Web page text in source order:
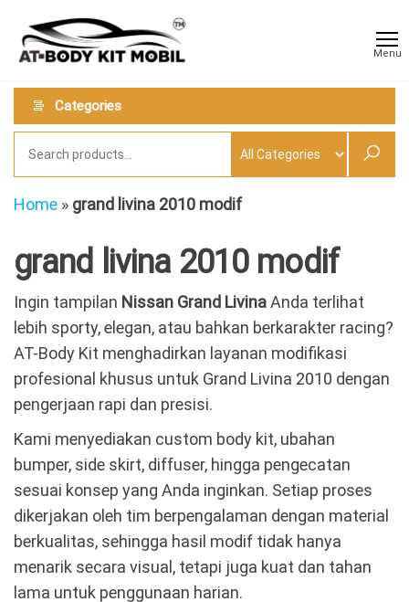
the
content
Kit
Mobil
Menu
Categories
Home » grand livina 2010 modif
grand livina 2010 modif
Ingin tampilan Nissan Grand LivinaAnda terlihat
lebih sporty, elegan, atau bahkan berkarakter racing?
AT-Body Kit menghadirkan layanan modifikasi
profesional khusus untuk Grand Livina 2010 dengan
pengerjaan rapi dan presisi.
Kami menyediakan custom body kit, ubahan
bumper, side skirt, diffuser, hingga pengecatan
sesuai konsep yang Anda inginkan. Setiap proses
dikerjakan oleh tim berpengalaman dengan material
berkualitas, sehingga hasil modif tidak hanya
menarik secara visual, tetapi juga kuat dan tahan
lama untuk penggunaan harian.